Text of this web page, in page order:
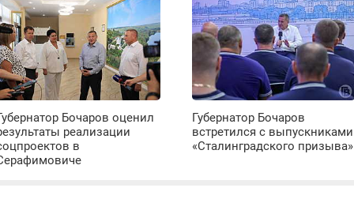
Бочаров оценил
реализации
в
Губернатор Бочаров
встретился с выпускниками
«Сталинградского призыва»